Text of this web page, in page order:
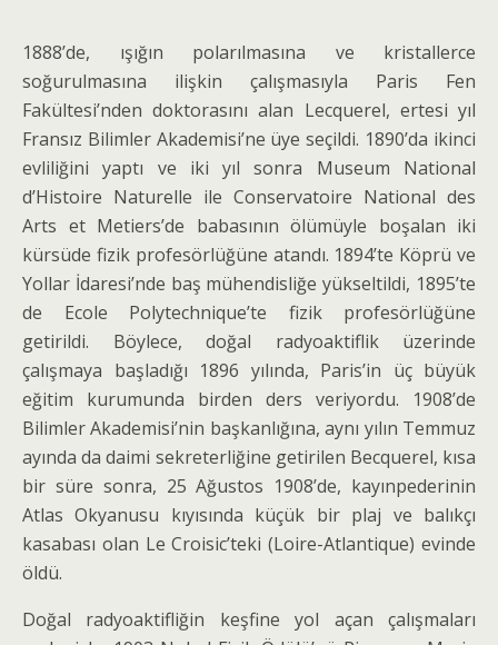
1888’de, ışığın polarılmasına ve kristallerce
soğurulmasına ilişkin çalışmasıyla Paris Fen
Fakültesi’nden doktorasını alan Lecquerel, ertesi yıl
Fransız Bilimler Akademisi’ne üye seçildi. 1890’da ikinci
evliliğini yaptı ve iki yıl sonra Museum National
d’Histoire Naturelle ile Conservatoire National des
Arts et Metiers’de babasının ölümüyle boşalan iki
kürsüde fizik profesörlüğüne atandı. 1894’te Köprü ve
Yollar İdaresi’nde baş mühendisliğe yükseltildi, 1895’te
de Ecole Polytechnique’te fizik profesörlüğü­ne
getirildi. Böylece, doğal radyoaktiflik üzerinde
çalışmaya başladığı 1896 yılında, Paris’in üç büyük
eğitim kurumunda birden ders veriyordu. 1908’de
Bilimler Akademisi’nin başkanlığına, aynı yılın Tem­muz
ayında da daimi sekreterliğine getirilen Becquerel, kısa
bir süre sonra, 25 Ağustos 1908’de, kayınpederinin
Atlas Okyanusu kıyısında küçük bir plaj ve balıkçı
kasabası olan Le Croisic’teki (Loire-Atlantique) evinde
öldü.
Doğal radyoaktifliğin keşfine yol açan çalışmala­rı